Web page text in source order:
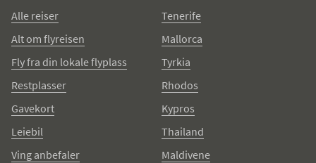
Alle reiser
Alt om flyreisen
Fly fra din lokale flyplass
Restplasser
Gavekort
Leiebil
Ving anbefaler
Tenerife
Mallorca
Tyrkia
Rhodos
Kypros
Thailand
Maldivene